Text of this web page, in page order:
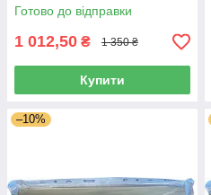
Польща
Готово до відправки
1 012,50 ₴ 1 350 ₴
Купити
–10%